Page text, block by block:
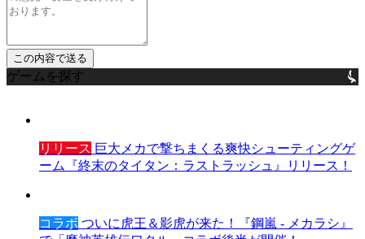
ゲームを探す
リリース 巨大メカで撃ちまくる爽快シューティングゲ
ーム『終末のタイタン：ラストラッシュ』リリース！
コラボ ついに虎王＆影虎が来た！『鋼嵐 - メカラシ』